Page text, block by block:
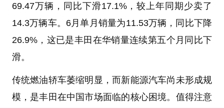
69.47万辆，同比下滑17.1%，较上年同期少卖了
14.3万辆车。6月单月销量为11.53万辆，同比下降
26.9%，这已是丰田在华销量连续第五个月同比下
滑。
传统燃油轿车萎缩明显，而新能源汽车尚未形成规
模，是丰田在中国市场面临的核心困境。值得注意